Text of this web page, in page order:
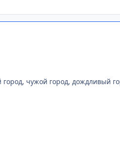
чужой город, дождливый